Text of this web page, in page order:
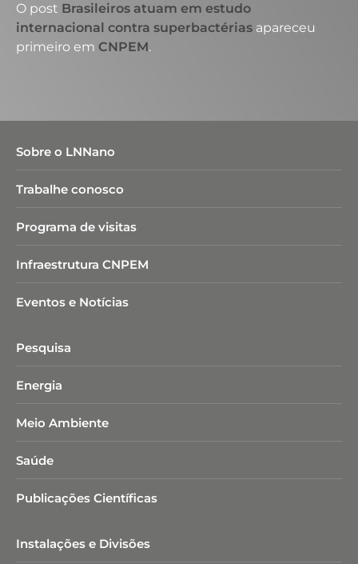
O post Brasileiros atuam em estudo
internacional contra superbactérias apareceu
primeiro em CNPEM.
Sobre o LNNano
Trabalhe conosco
Programa de visitas
Infraestrutura CNPEM
Eventos e Notícias
Pesquisa
Energia
Meio Ambiente
Saúde
Publicações Científicas
Instalações e Divisões